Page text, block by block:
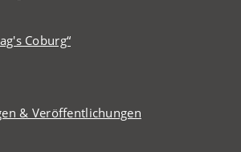
Coburg“
& Veröffentlichungen